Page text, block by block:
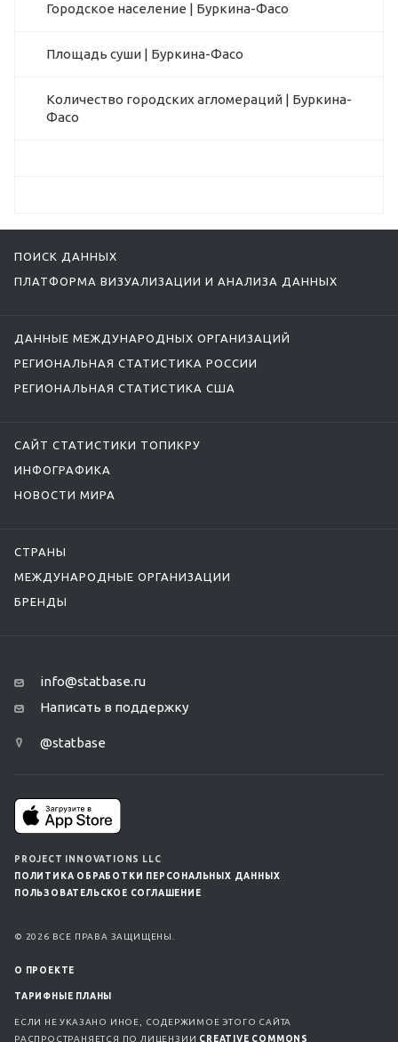
Городское население | Буркина-Фасо
Площадь суши | Буркина-Фасо
Количество городских агломераций | Буркина-
Фасо
ПОИСК ДАННЫХ
ПЛАТФОРМА ВИЗУАЛИЗАЦИИ И АНАЛИЗА ДАННЫХ
ДАННЫЕ МЕЖДУНАРОДНЫХ ОРГАНИЗАЦИЙ
РЕГИОНАЛЬНАЯ СТАТИСТИКА РОССИИ
РЕГИОНАЛЬНАЯ СТАТИСТИКА США
САЙТ СТАТИСТИКИ ТОПИКРУ
ИНФОГРАФИКА
НОВОСТИ МИРА
СТРАНЫ
МЕЖДУНАРОДНЫЕ ОРГАНИЗАЦИИ
БРЕНДЫ
info@statbase.ru
Написать в поддержку
@statbase
PROJECT INNOVATIONS LLC
ПОЛИТИКА ОБРАБОТКИ ПЕРСОНАЛЬНЫХ ДАННЫХ
ПОЛЬЗОВАТЕЛЬСКОЕ СОГЛАШЕНИЕ
© 2026 ВСЕ ПРАВА ЗАЩИЩЕНЫ.
О ПРОЕКТЕ
ТАРИФНЫЕ ПЛАНЫ
ЕСЛИ НЕ УКАЗАНО ИНОЕ, СОДЕРЖИМОЕ ЭТОГО САЙТА
РАСПРОСТРАНЯЕТСЯ ПО ЛИЦЕНЗИИ CREATIVE COMMONS